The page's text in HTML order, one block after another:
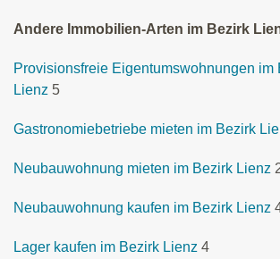
Andere Immobilien-Arten im Bezirk
Provisionsfreie Eigentumswohnungen im
Lienz 5
Gastronomiebetriebe mieten im Bezirk
Neubauwohnung mieten im Bezirk Lienz
Neubauwohnung kaufen im Bezirk Lienz
Lager kaufen im Bezirk Lienz 4